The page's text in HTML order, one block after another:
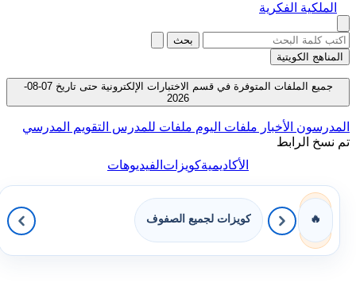
الملكية الفكرية
بحث
المناهج الكويتية
جميع الملفات المتوفرة في قسم الاختبارات الإلكترونية حتى تاريخ 07-08-
2026
المدرسون الأخبار ملفات اليوم ملفات للمدرس التقويم المدرسي
تم نسخ الرابط
الأكاديميةكويزاتالفيديوهات
🔥 كويزات لجميع الصفوف